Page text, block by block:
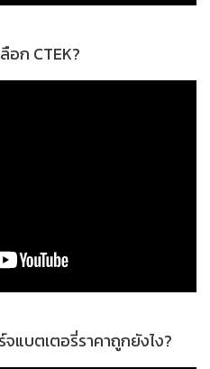
อก CTEK?
จแบตเตอรี่ราคาถูกยังไง?